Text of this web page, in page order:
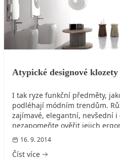
Atypické designové
I tak ryze funkční předměty,
podléhají módním trendům.
zajímavé, elegantní, nevšední
nezapomeňte ověřit jejich
Vyzkoušejte, jak se na nich
jejich údržba náročná.
16. 9. 2014
Číst více